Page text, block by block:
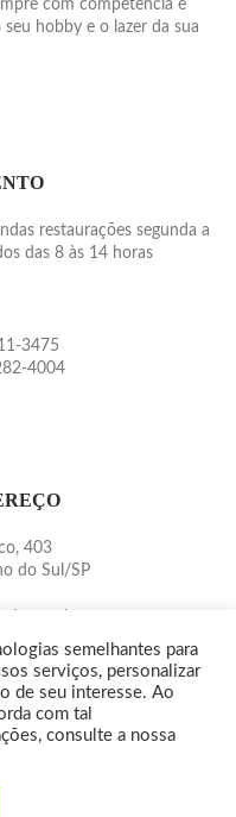
com competência e
hobby e o lazer da sua
restaurações segunda a
das 8 às 14 horas
3475
4004
403
do Sul/SP
semelhantes para
serviços, personalizar
de seu interesse. Ao
com tal
consulte a nossa